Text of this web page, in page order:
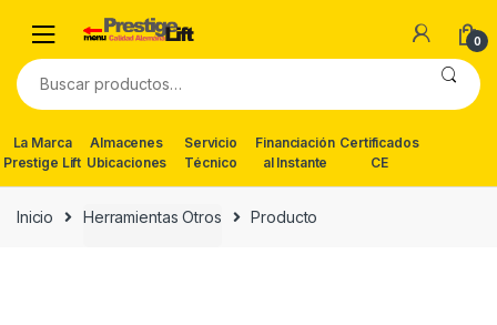
navigation
content
0
Buscar
por:
La Marca
Prestige Lift
Almacenes
Ubicaciones
Servicio
Técnico
Financiación
al Instante
Certificados
CE
Inicio Herramientas Otros Producto